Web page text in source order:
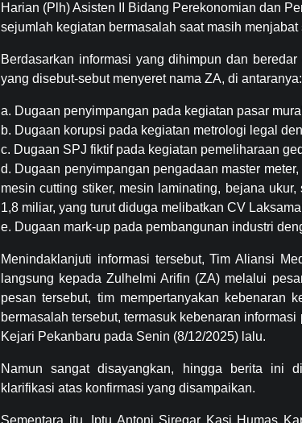
Harian (Plh) Asisten II Bidang Perekonomian dan
sejumlah kegiatan bermasalah saat masih
Berdasarkan informasi yang dihimpun dan
yang disebut-sebut menyeret nama ZA, di antaranya:
a. Dugaan penyimpangan pada kegiatan pasar
b. Dugaan korupsi pada kegiatan metrologi legal
c. Dugaan SPJ fiktif pada kegiatan pemeliharaan
d. Dugaan penyimpangan pengadaan master
mesin cutting stiker, mesin laminating, bejana
1,8 miliar, yang turut diduga melibatkan CV
e. Dugaan mark-up pada pembangunan industri
Menindaklanjuti informasi tersebut, Tim Aliansi
langsung kepada Zulhelmi Arifin (ZA) melalui
pesan tersebut, tim mempertanyakan kebenaran
bermasalah tersebut, termasuk kebenaran
Kejari Pekanbaru pada Senin (8/12/2025) lalu.
Namun sangat disayangkan, hingga berita ini
klarifikasi atas konfirmasi yang disampaikan.
Sementara itu, Iptu Antoni Siregar Kasi Humas